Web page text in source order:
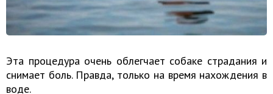
Эта процедура очень облегчает собаке страдания и
снимает боль. Правда, только на время нахождения в
воде.